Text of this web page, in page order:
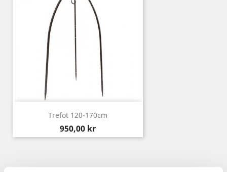
Trefot 120-170cm
Pris
950,00 kr